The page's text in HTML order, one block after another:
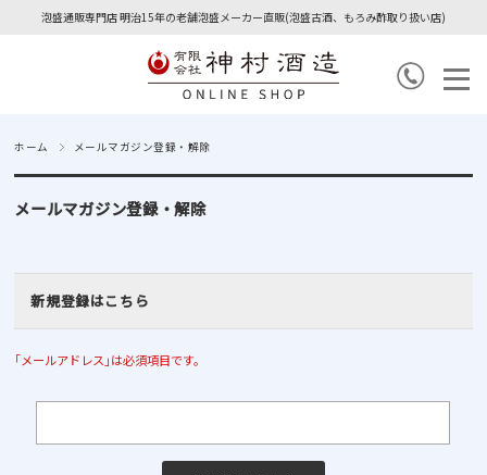
泡盛通販専門店 明治15年の老舗泡盛メーカー直販(泡盛古酒、もろみ酢取り扱い店)
ホーム メールマガジン登録・解除
メールマガジン登録・解除
新規登録はこちら
｢メールアドレス｣は必須項目です。